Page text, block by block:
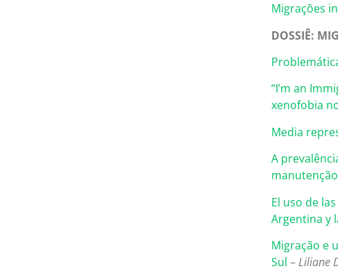
Migrações
DOSSIÊ:
“I’m an
xenofobia
Media
A
manutenção
El uso de
Argentina y
Migração e
Sul –Liliane